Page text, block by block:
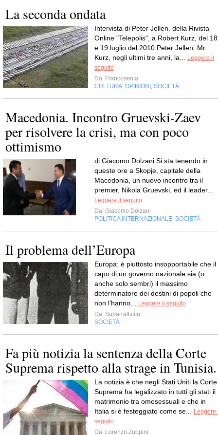
La seconda ondata
Intervista di Peter Jellen. della Rivista
Online "Telepolis", a Robert Kurz, del 18
e 19 luglio del 2010 Peter Jellen: Mr.
Kurz, negli ultimi tre anni, la...
Leggere il
seguito
Da Francosenia
CULTURA OPINIONI SOCIETÀ
Macedonia. Incontro Gruevski-Zaev
per risolvere la crisi, ma con poco
ottimismo
di Giacomo Dolzani Si sta tenendo in
queste ore a Skopje, capitale della
Macedonia, un nuovo incontro tra il
premier, Nikola Gruevski, ed il leader...
Leggere il seguito
Da Giacomo Dolzani
POLITICA INTERNAZIONALE SOCIETÀ
Il problema dell’Europa
Europa: è piuttosto insopportabile che il
capo di un governo nazionale sia (o
anche solo sembri) il massimo
determinatore dei destini di popoli che
non l'hanno...
Leggere il seguito
Da Subarralliccu
SOCIETÀ
Fa più notizia la sentenza della Corte
Suprema rispetto alla strage in Tunisia.
La notizia è che negli Stati Uniti la Corte
Suprema ha legalizzato in tutti gli stati il
matrimonio tra omosessuali e che in
Italia si è festeggiato come se...
Leggere
seguito
Da Lorenzo Zuppini